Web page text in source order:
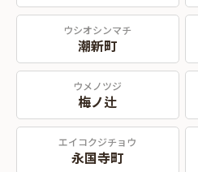
ウシオシンマチ
潮新町
ウメノツジ
梅ノ辻
エイコクジチョウ
永国寺町